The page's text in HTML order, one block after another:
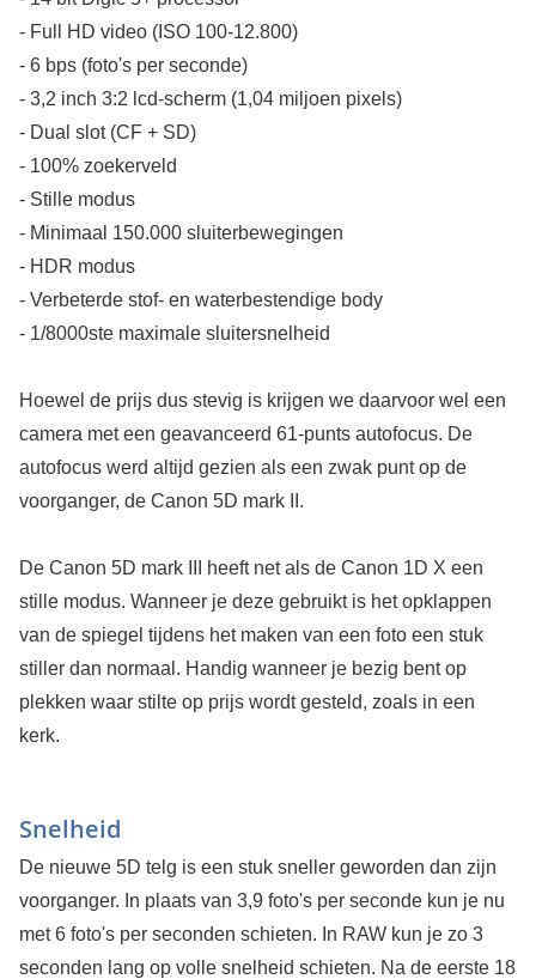
- Full HD video (ISO 100-12.800)
- 6 bps (foto's per seconde)
- 3,2 inch 3:2 lcd-scherm (1,04 miljoen pixels)
- Dual slot (CF + SD)
- 100% zoekerveld
- Stille modus
- Minimaal 150.000 sluiterbewegingen
- HDR modus
- Verbeterde stof- en waterbestendige body
- 1/8000ste maximale sluitersnelheid
Hoewel de prijs dus stevig is krijgen we daarvoor wel een
camera met een geavanceerd 61-punts autofocus. De
autofocus werd altijd gezien als een zwak punt op de
voorganger, de Canon 5D mark II.
De Canon 5D mark III heeft net als de Canon 1D X een
stille modus. Wanneer je deze gebruikt is het opklappen
van de spiegel tijdens het maken van een foto een stuk
stiller dan normaal. Handig wanneer je bezig bent op
plekken waar stilte op prijs wordt gesteld, zoals in een
kerk.
Snelheid
De nieuwe 5D telg is een stuk sneller geworden dan zijn
voorganger. In plaats van 3,9 foto's per seconde kun je nu
met 6 foto's per seconden schieten. In RAW kun je zo 3
seconden lang op volle snelheid schieten. Na de eerste 18